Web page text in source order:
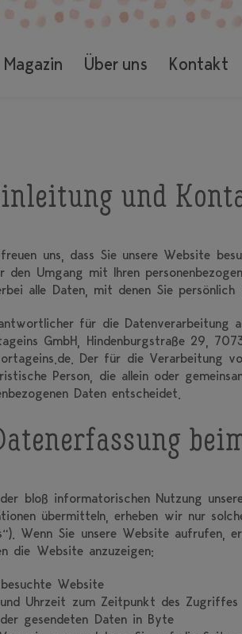
Magazin Über uns Kontakt
und
uns, dass Sie unsere Website
den Umgang mit Ihren
alle Daten, mit denen Sie
für die Datenverarbeitung
GmbH, Hindenburgstraße 29,
Der für die Verarbeitung
Person, die allein oder
Daten entscheidet.
bloß informatorischen Nutzung
übermitteln, erheben wir nur
Wenn Sie unsere Website aufrufen,
die Website anzuzeigen:
Website
Uhrzeit zum Zeitpunkt des Zugriffes
gesendeten Daten in Byte